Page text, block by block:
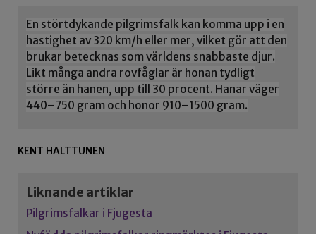
En störtdykande pilgrimsfalk kan komma upp i en
hastighet av 320 km/h eller mer, vilket gör att den
brukar betecknas som världens snabbaste djur.
Likt många andra rovfåglar är honan tydligt
större än hanen, upp till 30 procent. Hanar väger
440–750 gram och honor 910–1500 gram.
KENT HALTTUNEN
Liknande artiklar
Pilgrimsfalkar i Fjugesta